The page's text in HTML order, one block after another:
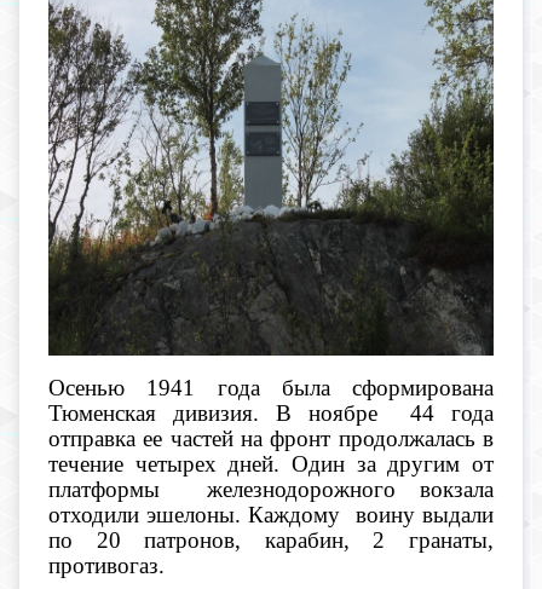
Осенью 1941 года была сформирована
Тюменская дивизия. В ноябре 44 года
отправка ее частей на фронт продолжалась в
течение четырех дней. Один за другим от
платформы железнодорожного вокзала
отходили эшелоны. Каждому воину выдали
по 20 патронов, карабин, 2 гранаты,
противогаз.